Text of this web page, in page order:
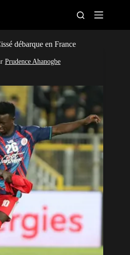
CAN féminine
Pays
Clubs
Classement
Paris sportifs
débarque en France
Prudence Ahanogbe